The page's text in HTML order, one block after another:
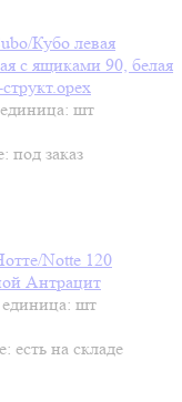
Кубо левая
с ящиками 90, белая
единица: шт
под заказ
Notte 120
Антрацит
единица: шт
есть на складе